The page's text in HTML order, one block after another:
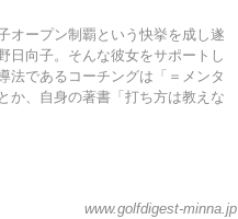
オープン制覇という快挙を成し遂
日向子。そんな彼女をサポートし
法であるコーチングは「＝メンタ
か、自身の著書「打ち方は教えな
www.golfdigest-minna.jp